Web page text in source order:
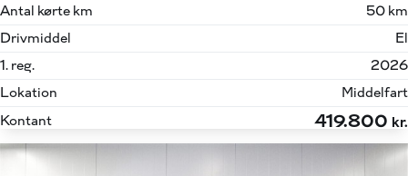
Antal kørte km
50 km
Drivmiddel
El
1. reg.
2026
Lokation
Middelfart
Kontant
419.800 kr.